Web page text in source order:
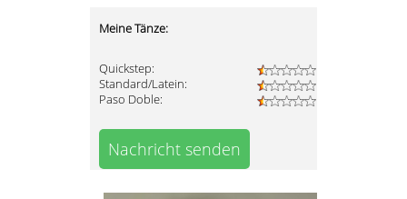
Meine Tänze:
Quickstep:
Standard/Latein:
Paso Doble:
Nachricht senden